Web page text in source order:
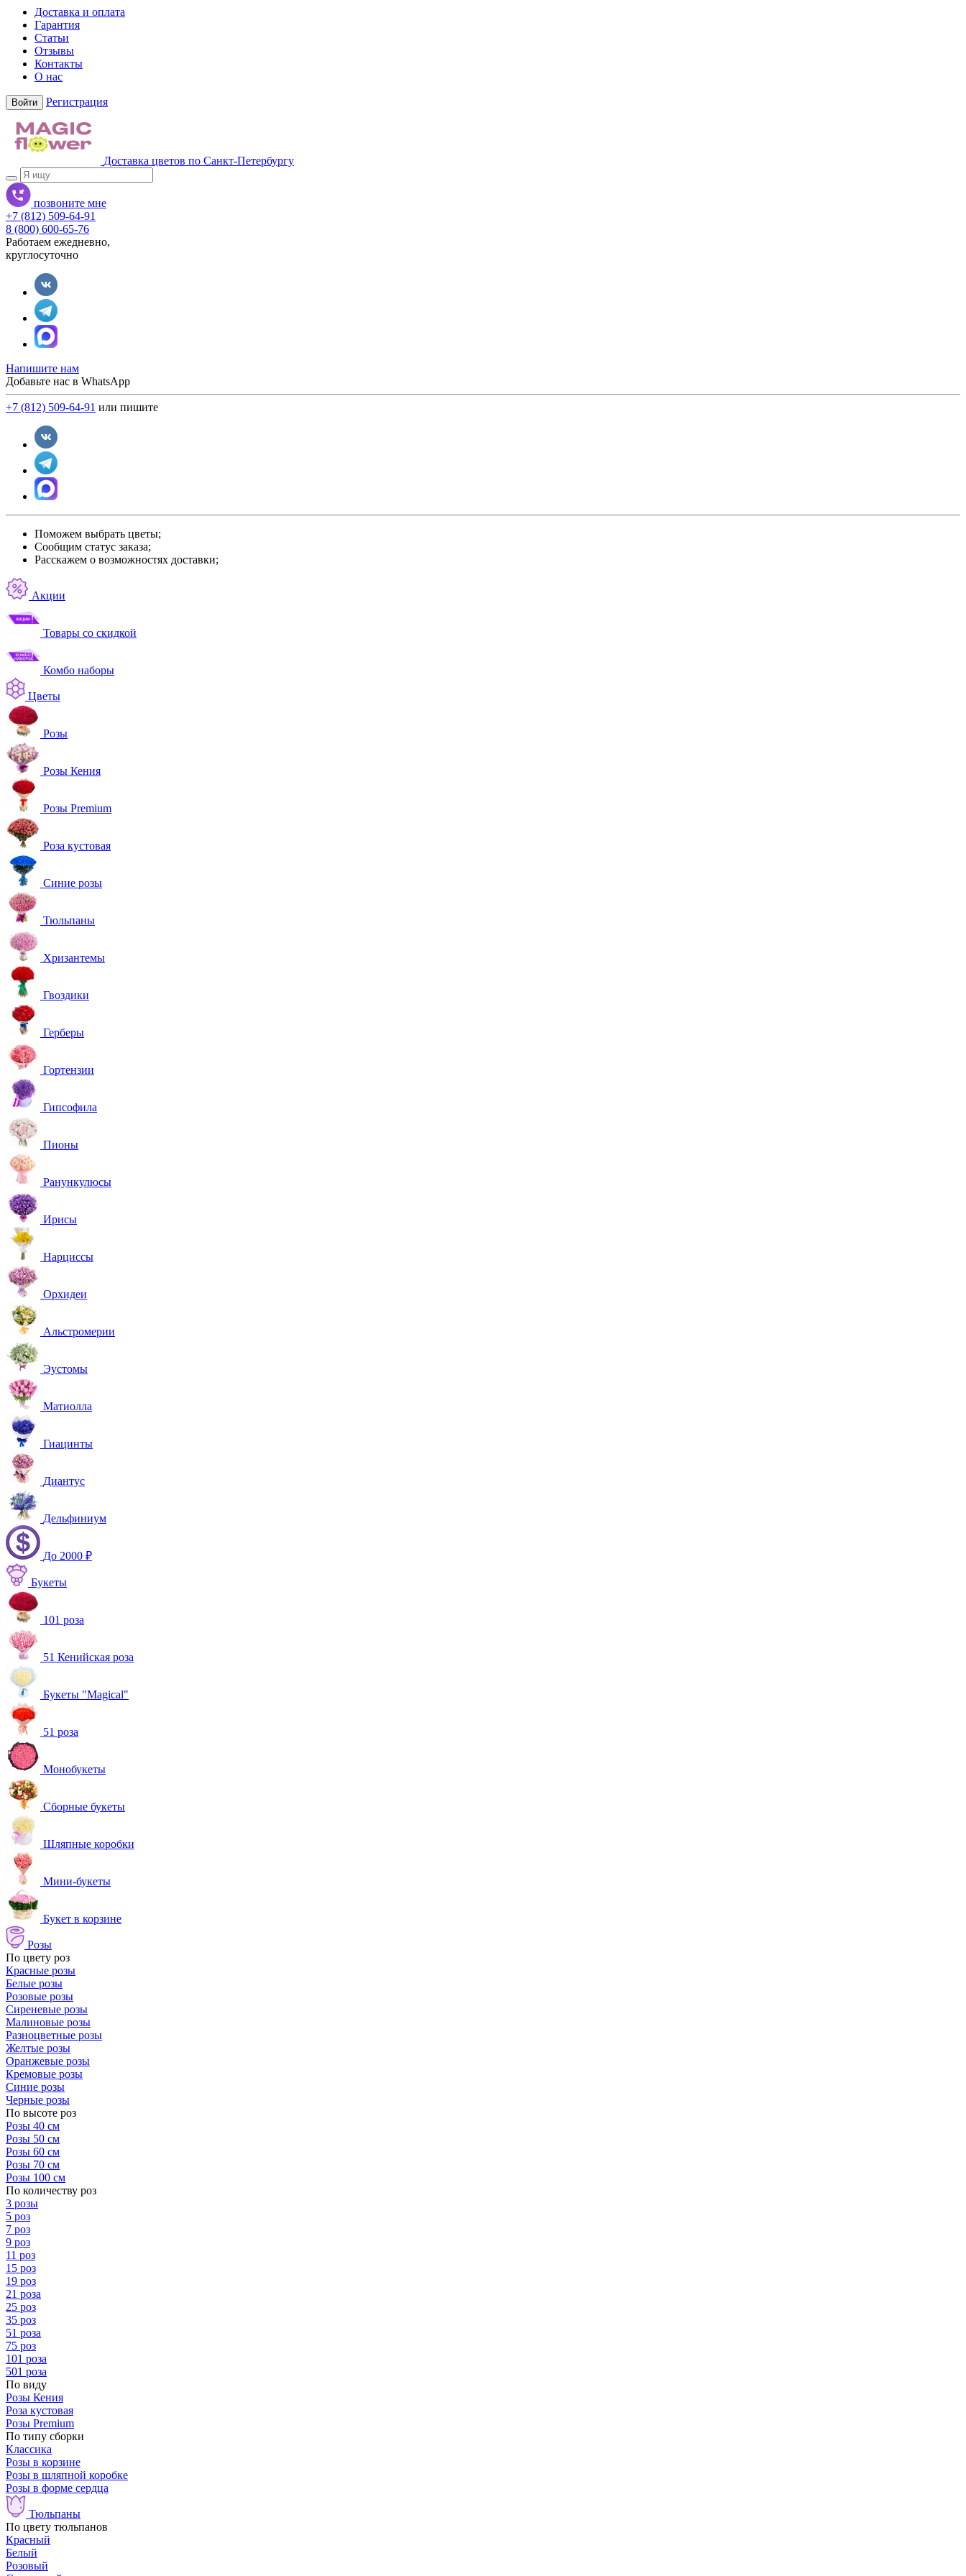
Доставка и оплата
Гарантия
Статьи
Отзывы
Контакты
О нас
Войти Регистрация
Доставка цветов по Санкт-Петербургу
позвоните мне
+7 (812) 509-64-91
8 (800) 600-65-76
Работаем ежедневно,
круглосуточно
Напишите нам
Добавьте нас в WhatsApp
+7 (812) 509-64-91 или пишите
Поможем выбрать цветы;
Сообщим статус заказа;
Расскажем о возможностях доставки;
Акции
Товары со скидкой
Комбо наборы
Цветы
Розы
Розы Кения
Розы Premium
Роза кустовая
Синие розы
Тюльпаны
Хризантемы
Гвоздики
Герберы
Гортензии
Гипсофила
Пионы
Ранункулюсы
Ирисы
Нарциссы
Орхидеи
Альстромерии
Эустомы
Матиолла
Гиацинты
Диантус
Дельфиниум
До 2000 ₽
Букеты
101 роза
51 Кенийская роза
Букеты "Magical"
51 роза
Монобукеты
Сборные букеты
Шляпные коробки
Мини-букеты
Букет в корзине
Розы
По цвету роз
Красные розы
Белые розы
Розовые розы
Сиреневые розы
Малиновые розы
Разноцветные розы
Желтые розы
Оранжевые розы
Кремовые розы
Синие розы
Черные розы
По высоте роз
Розы 40 см
Розы 50 см
Розы 60 см
Розы 70 см
Розы 100 см
По количеству роз
3 розы
5 роз
7 роз
9 роз
11 роз
15 роз
19 роз
21 роза
25 роз
35 роз
51 роза
75 роз
101 роза
501 роза
По виду
Розы Кения
Роза кустовая
Розы Premium
По типу сборки
Классика
Розы в корзине
Розы в шляпной коробке
Розы в форме сердца
Тюльпаны
По цвету тюльпанов
Красный
Белый
Розовый